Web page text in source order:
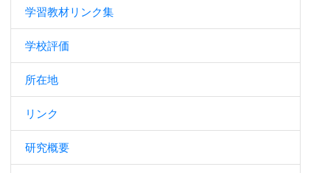
学習教材リンク集
学校評価
所在地
リンク
研究概要